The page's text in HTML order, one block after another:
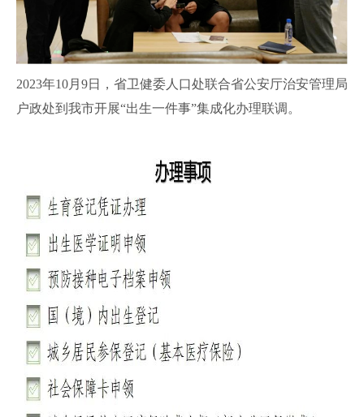
2023年10月9日，省卫健委人口处联合省公安厅治安管理局
户政处到我市开展“出生一件事”集成化办理联调。